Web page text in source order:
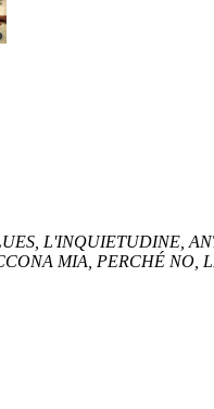
L'INQUIETUDINE,
MIA, PERCHÉ NO,